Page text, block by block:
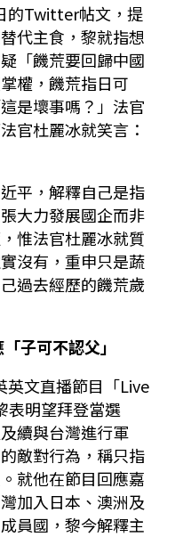
的Twitter帖文，提
代主食，黎就指想
「饑荒要回歸中國
權，饑荒指日可
是壞事嗎？」法官
官杜麗冰就笑言：
平，解釋自己是指
大力發展國企而非
惟法官杜麗冰就質
沒有，重申只是蔬
過去經歷的饑荒歲
子可不認父」
英文直播節目「Live
表明望拜登當選
續與台灣進行軍
敵對行為，稱只指
就他在節目回應嘉
加入日本、澳洲及
員國，黎今解釋主